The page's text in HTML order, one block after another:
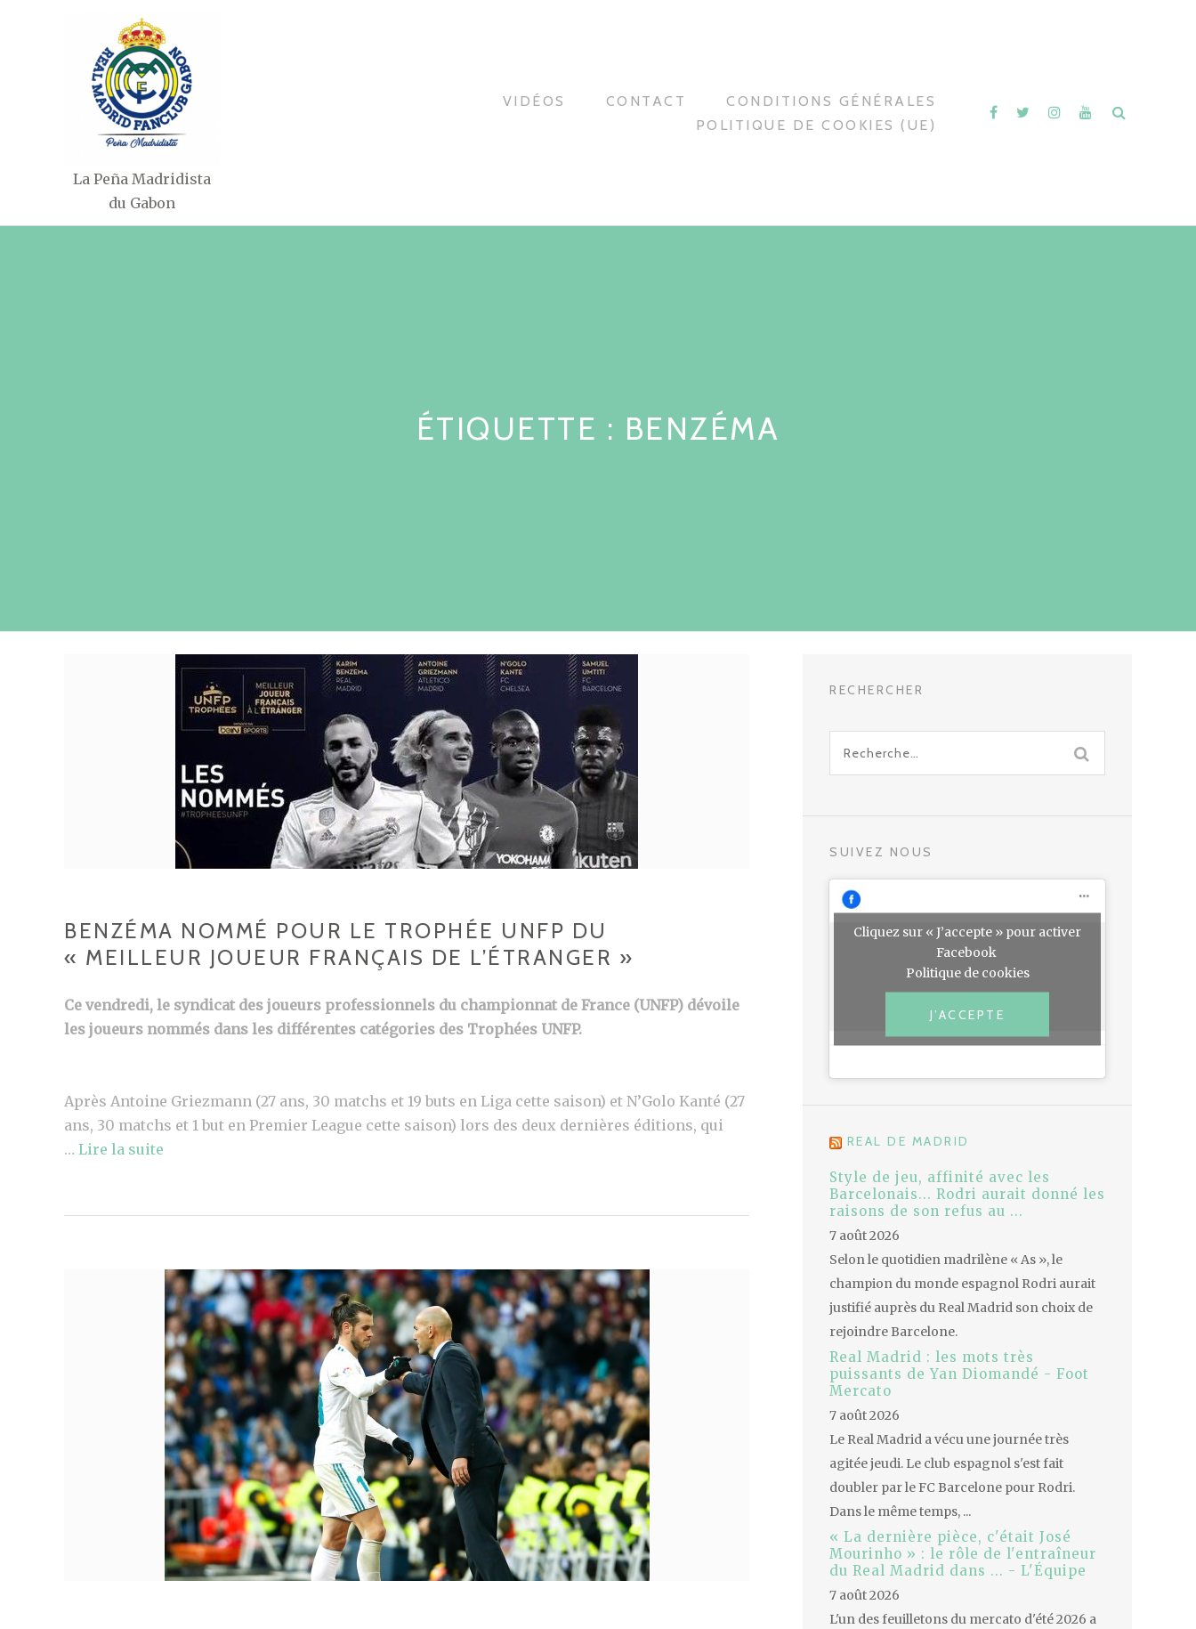
La Peña Madridista
du Gabon
VIDÉOS CONTACT
CONDITIONS GÉNÉRALES
POLITIQUE DE COOKIES (UE)
ÉTIQUETTE : BENZÉMA
BENZÉMA NOMMÉ POUR LE TROPHÉE UNFP DU
« MEILLEUR JOUEUR FRANÇAIS DE L’ÉTRANGER »
Ce vendredi, le syndicat des joueurs professionnels du championnat de France (UNFP) dévoile
les joueurs nommés dans les différentes catégories des Trophées UNFP.
Après Antoine Griezmann (27 ans, 30 matchs et 19 buts en Liga cette saison) et N’Golo Kanté (27
ans, 30 matchs et 1 but en Premier League cette saison) lors des deux dernières éditions, qui
… Lire la suite
RECHERCHER
SUIVEZ NOUS
Cliquez sur « J’accepte » pour activer
Facebook
Politique de cookies
J’ACCEPTE
REAL DE MADRID
Style de jeu, affinité avec les
Barcelonais... Rodri aurait donné les
raisons de son refus au ...
7 août 2026
Selon le quotidien madrilène « As », le
champion du monde espagnol Rodri aurait
justifié auprès du Real Madrid son choix de
rejoindre Barcelone.
Real Madrid : les mots très
puissants de Yan Diomandé - Foot
Mercato
7 août 2026
Le Real Madrid a vécu une journée très
agitée jeudi. Le club espagnol s'est fait
doubler par le FC Barcelone pour Rodri.
Dans le même temps, ...
« La dernière pièce, c'était José
Mourinho » : le rôle de l'entraîneur
du Real Madrid dans ... - L'Équipe
7 août 2026
L'un des feuilletons du mercato d'été 2026 a